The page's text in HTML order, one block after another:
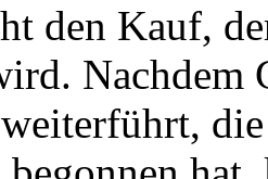
den Kauf,
Nachdem